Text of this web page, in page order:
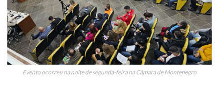
Evento ocorreu na noite de segunda-feira na Câmara de Montenegro